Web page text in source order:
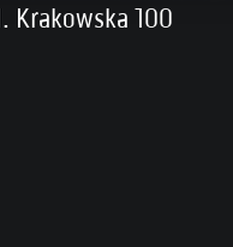
Krakowska 100